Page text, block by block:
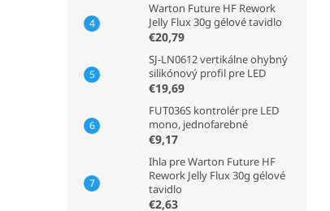
Warton Future HF Rework
Jelly Flux 30g gélové tavidlo
€20,79
SJ-LN0612 vertikálne ohybný
silikónový profil pre LED
€19,69
FUT036S kontrolér pre LED
mono, jednofarebné
€9,17
Ihla pre Warton Future HF
Rework Jelly Flux 30g gélové
tavidlo
€2,63